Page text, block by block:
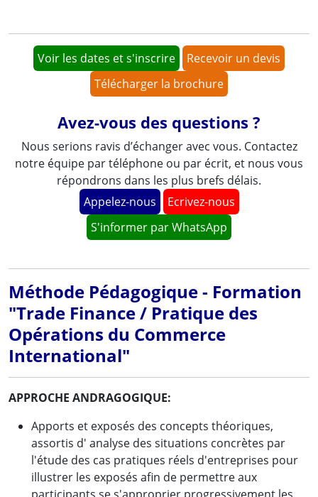
Voir les dates et s'inscrire
Recevoir un devis
Télécharger la brochure
Avez-vous des questions ?
Nous serions ravis d’échanger avec vous. Contactez
notre équipe par téléphone ou par écrit, et nous vous
répondrons dans les plus brefs délais.
Appelez-nous
Ecrivez-nous
S'informer par WhatsApp
Méthode Pédagogique - Formation
"Trade Finance / Pratique des
Opérations du Commerce
International"
APPROCHE ANDRAGOGIQUE:
Apports et exposés des concepts théoriques,
assortis d' analyse des situations concrètes par
l'étude des cas pratiques réels d'entreprises pour
illustrer les exposés afin de permettre aux
participants se s'approprier progressivement les